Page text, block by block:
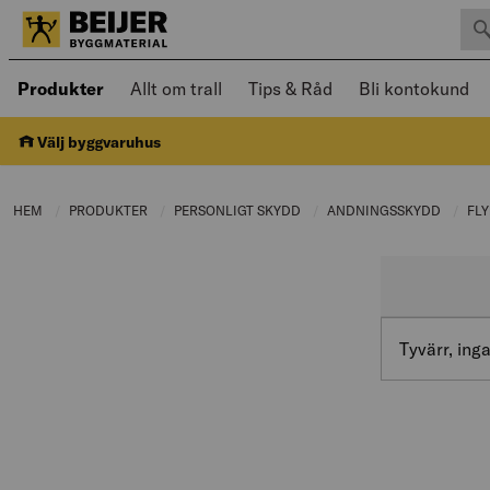
Produkter Öppnad meny kan navigeras med
Allt om trall Tips & Råd Bli kontokund
Välj byggvaruhus
HEM PRODUKTER CURRENT PAGE:
PERSONLIGT SKYDD CURRENT PAGE:
ANDNINGSSKYDD
Tyvärr,